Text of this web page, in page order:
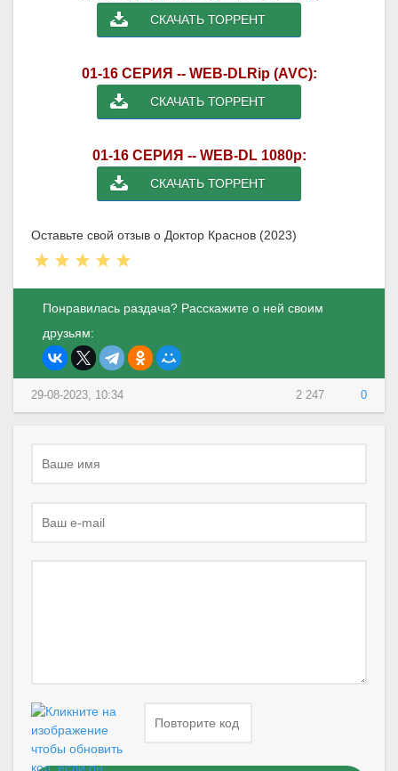
СКАЧАТЬ ТОРРЕНТ
01-16 СЕРИЯ -- WEB-DLRip (AVC):
СКАЧАТЬ ТОРРЕНТ
01-16 СЕРИЯ -- WEB-DL 1080p:
СКАЧАТЬ ТОРРЕНТ
Оставьте свой отзыв о Доктор Краснов (2023)
Понравилась раздача? Расскажите о ней своим
друзьям:
2 247 0
29-08-2023, 10:34